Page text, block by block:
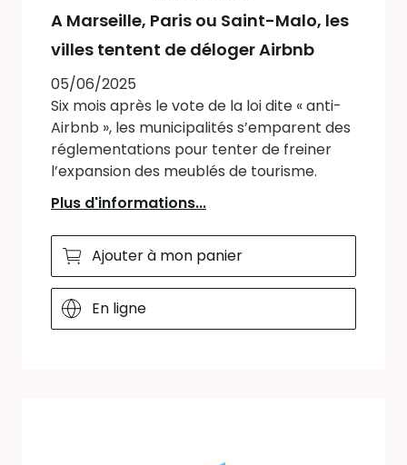
A Marseille, Paris ou Saint-Malo, les
villes tentent de déloger Airbnb
05/06/2025
Six mois après le vote de la loi dite « anti-
Airbnb », les municipalités s’emparent des
réglementations pour tenter de freiner
l’expansion des meublés de tourisme.
Plus d'informations...
Ajouter à mon panier
En ligne